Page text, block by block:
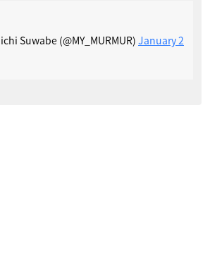
Suwabe (@MY_MURMUR) January 2